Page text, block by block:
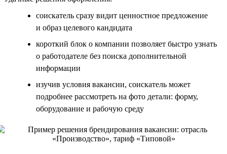
соискатель сразу видит ценностное предложение
и образ целевого кандидата
короткий блок о компании позволяет быстро узнать
о работодателе без поиска дополнительной
информации
изучив условия вакансии, соискатель может
подробнее рассмотреть на фото детали: форму,
оборудование и рабочую среду